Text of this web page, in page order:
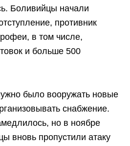
Боливийцы начали
противник
в том числе,
и больше 500
было вооружать новые
снабжение.
но в ноябре
вновь пропустили атаку